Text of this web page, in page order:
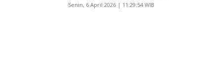
Senin, 6 April 2026 | 11:29:54 WIB